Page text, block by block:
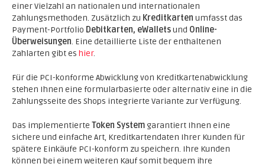
einer Vielzahl an nationalen und internationalen
Zahlungsmethoden. Zusätzlich zu Kreditkarten umfasst das
Payment-Portfolio Debitkarten, eWalletsund Online-
Überweisungen. Eine detaillierte Liste der enthaltenen
Zahlarten gibt es hier.
Für die PCI-konforme Abwicklung von Kreditkartenabwicklung
stehen Ihnen eine formularbasierte oder alternativ eine in die
Zahlungsseite des Shops integrierte Variante zur Verfügung.
Das implementierte Token Systemgarantiert Ihnen eine
sichere und einfache Art, Kreditkartendaten Ihrer Kunden für
spätere Einkäufe PCI-konform zu speichern. Ihre Kunden
können bei einem weiteren Kauf somit bequem ihre